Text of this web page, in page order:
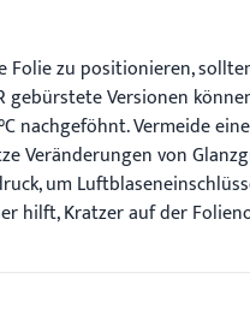
zu positionieren,
gebürstete Versionen
Vermeide
Veränderungen von
um
hilft, Kratzer auf der